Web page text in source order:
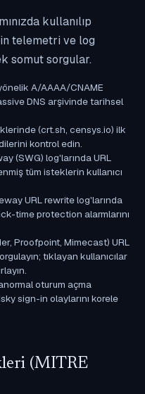
kullanılıp
telemetri ve log
somut sorgular.
A/AAAA/CNAME
DNS arşivinde tarihsel
(crt.sh, censys.io) ilk
kontrol edin.
(SWG) log'larında URL
tüm isteklerin kullanıcı
URL rewrite log'larında
time protection alarmlarını
Proofpoint, Mimecast) URL
tıklayan kullanıcılar
oturum açma
sign-in olaylarını korele
(MITRE